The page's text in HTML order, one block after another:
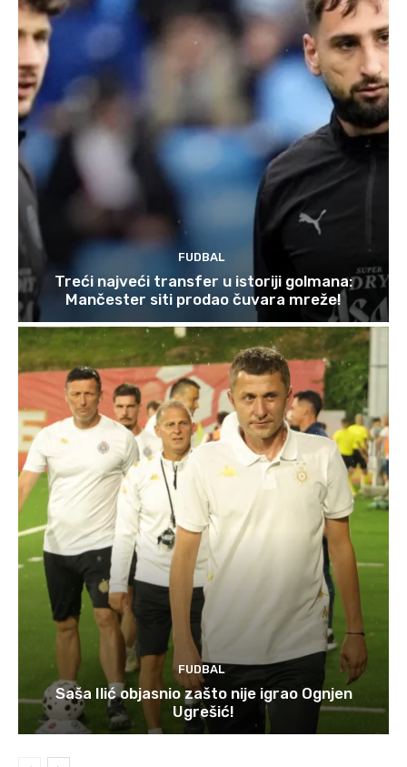
FUDBAL
Treći najveći transfer u istoriji golmana:
Mančester siti prodao čuvara mreže!
FUDBAL
Saša Ilić objasnio zašto nije igrao Ognjen
Ugrešić!